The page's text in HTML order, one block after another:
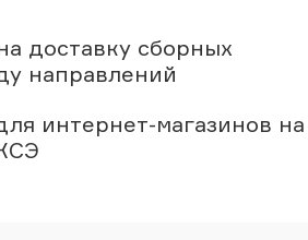
доставку сборных
направлений
интернет-магазинов на